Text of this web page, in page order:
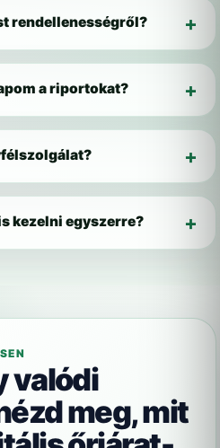
rendellenességről?
a riportokat?
kezelni egyszerre?
valódi
meg, mit